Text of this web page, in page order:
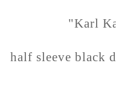
"Karl
half sleeve black